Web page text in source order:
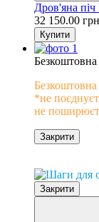
Дров'яна
32 150.00 грн
Купити
Безкоштовна
Безкоштовна
*не
не
Закрити
Закрити